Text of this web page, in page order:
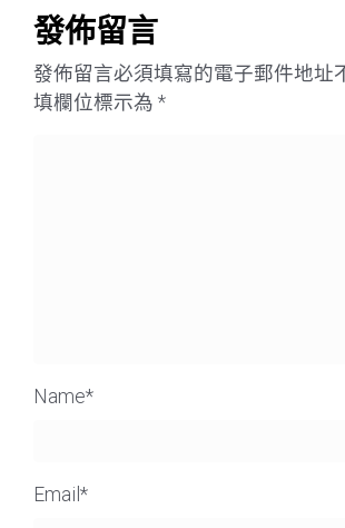
發佈留言
發佈留言必須填寫的電子郵件地址
填欄位標示為 *
Name*
Email *